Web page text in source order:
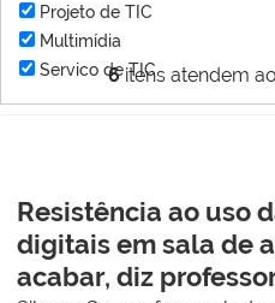
6itens atendem
Projeto de TIC
Multimídia
Servico de TIC
Resistência ao uso
digitais em sala de
acabar, diz